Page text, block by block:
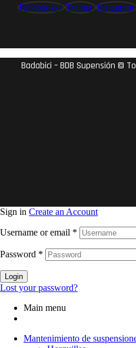
Facebook-f Twitter Instagram
Badabici – BDB Supensión ©
Sign in Create an Account
Username or email *
Password *
Login
Lost your password?
Main menu
Mantenimiento de